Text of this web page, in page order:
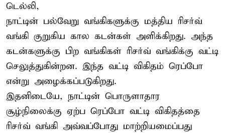
டெல்லி,
நாட்டின் பல்வேறு வங்கிகளுக்கு மத்திய ரிசர்வ்
வங்கி குறுகிய கால கடன்கள் அளிக்கிறது. அந்த
கடன்களுக்கு பிற வங்கிகள் ரிசர்வ் வங்கிக்கு வட்டி
செலுத்துகின்றன. இந்த வட்டி விகிதம் ரெப்போ
என்று அழைக்கப்படுகிறது.
இதனிடையே, நாட்டின் பொருளாதார
சூழ்நிலைக்கு ஏற்ப ரெப்போ வட்டி விகிதத்தை
ரிசர்வ் வங்கி அவ்வப்போது மாற்றியமைப்பது